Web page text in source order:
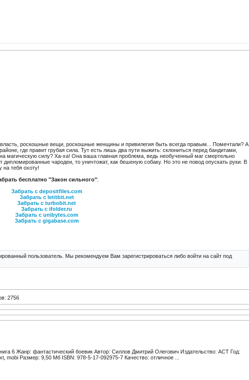
власть, роскошные вещи, роскошные женщины и привилегия быть всегда правым... Помечтали? А
где правит грубая сила. Тут есть лишь два пути выжить: склониться перед бандитами,
магическую силу? Ха-ха! Она ваша главная проблема, ведь необученный маг смертельно
чародеи, то уничтожат, как бешеную собаку. Но это не повод опускать руки. В
на тебя охоту!
бесплатно "Закон сильного":
Забрать с depositfiles.com
Забрать с letitbit.net
Забрать с turbobit.net
Забрать с ifolder.ru
Забрать с unibytes.com
Забрать с gigabase.com
пользователь. Мы рекомендуем Вам зарегистрироваться либо войти на сайт под
2756
6 Жанр: фантастический боевик Автор: Силлов Дмитрий Олегович Издательство: АСТ Год:
mobi Размер: 9,50 Мб ISBN: 978-5-17-092975-7 Качество: отличное ...